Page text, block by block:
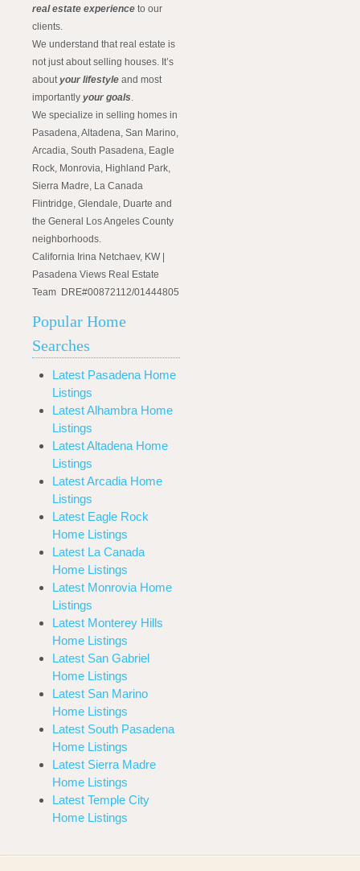
real estate experience to our
clients.
We understand that real estate is
not just about selling houses. It’s
aboutyour lifestyle and most
importantly your goals.
We specialize in selling homes in
Pasadena, Altadena, San Marino,
Arcadia, South Pasadena, Eagle
Rock, Monrovia, Highland Park,
Sierra Madre, La Canada
Flintridge, Glendale, Duarte and
the General Los Angeles County
neighborhoods.
California Irina Netchaev, KW |
Pasadena Views Real Estate
Team DRE#00872112/01444805
Popular Home
Searches
Latest Pasadena Home
Listings
Latest Alhambra Home
Listings
Latest Altadena Home
Listings
Latest Arcadia Home
Listings
Latest Eagle Rock
Home Listings
Latest La Canada
Home Listings
Latest Monrovia Home
Listings
Latest Monterey Hills
Home Listings
Latest San Gabriel
Home Listings
Latest San Marino
Home Listings
Latest South Pasadena
Home Listings
Latest Sierra Madre
Home Listings
Latest Temple City
Home Listings